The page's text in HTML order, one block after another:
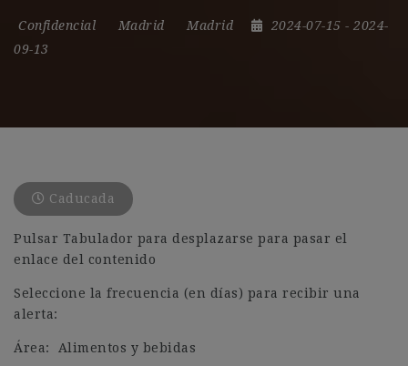
Confidencial Madrid Madrid 2024-07-15 - 2024-
09-13
Caducada
Pulsar Tabulador para desplazarse para pasar el
enlace del contenido
Seleccione la frecuencia (en días) para recibir una
alerta:
Área: Alimentos y bebidas